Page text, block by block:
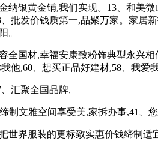
银黄金铺,我们实现。13、和美微
批发价钱质第一,品聚万家。家居
。
国材,幸福安康致粉饰典型永兴相
他,60、想买正品好建材,58、我爱
汇聚全国品牌,
文雅空间享受美,家拆办事,41、您
界服装的更标致实惠价钱缔制适